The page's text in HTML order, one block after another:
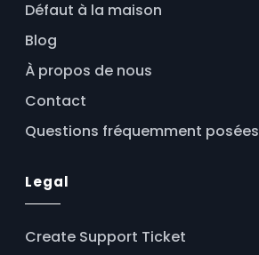
Défaut à la maison
Blog
À propos de nous
Contact
Questions fréquemment posées
Legal
Create Support Ticket